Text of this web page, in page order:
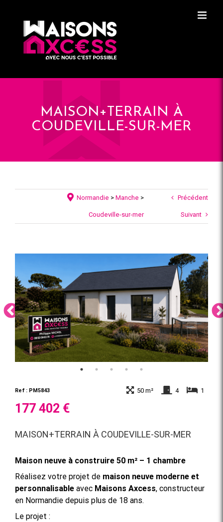
MAISON+TERRAIN À
COUDEVILLE-SUR-MER
Normandie > Manche >
Coudeville-sur-mer
Précédent
Suivant
Ref : PM5843 50 m² 4 1
177 402 €
MAISON+TERRAIN À COUDEVILLE-SUR-MER
Maison neuve à construire 50 m² – 1 chambre
Réalisez votre projet de maison neuve moderne et
personnalisable avec Maisons Axcess, constructeur
en Normandie depuis plus de 18 ans.
Le projet :